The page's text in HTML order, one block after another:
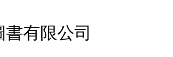
書有限公司